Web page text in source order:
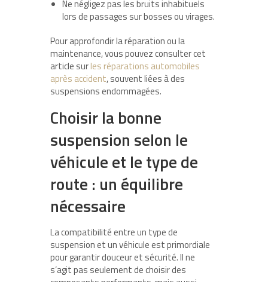
Ne négligez pas les bruits inhabituels
lors de passages sur bosses ou virages.
Pour approfondir la réparation ou la
maintenance, vous pouvez consulter cet
article surles réparations automobiles
après accident, souvent liées à des
suspensions endommagées.
Choisir la bonne
suspension selon le
véhicule et le type de
route : un équilibre
nécessaire
La compatibilité entre un type de
suspension et un véhicule est primordiale
pour garantir douceur et sécurité. Il ne
s’agit pas seulement de choisir des